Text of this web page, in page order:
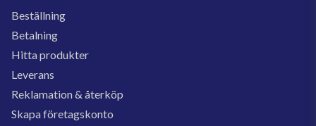
Beställning
Betalning
Hitta produkter
Leverans
Reklamation & återköp
Skapa företagskonto